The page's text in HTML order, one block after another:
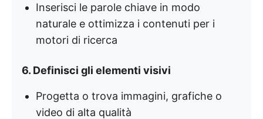
Inserisci le parole chiave in modo
naturale e ottimizza i contenuti per i
motori di ricerca
6. Definisci gli elementi visivi
Progetta o trova immagini, grafiche o
video di alta qualità